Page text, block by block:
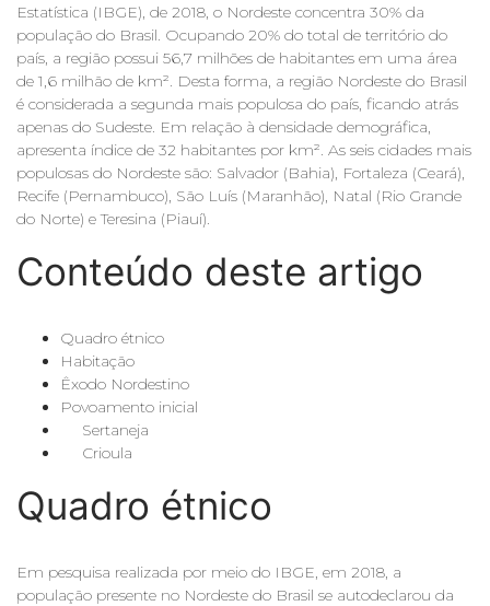
Estatística (IBGE), de 2018, o Nordeste concentra 30% da
população do Brasil. Ocupando 20% do total de território do
país, a região possui 56,7 milhões de habitantes em uma área
de 1,6 milhão de km². Desta forma, a região Nordeste do Brasil
é considerada a segunda mais populosa do país, ficando atrás
apenas do Sudeste. Em relação à densidade demográfica,
apresenta índice de 32 habitantes por km². As seis cidades mais
populosas do Nordeste são: Salvador (Bahia), Fortaleza (Ceará),
Recife (Pernambuco), São Luís (Maranhão), Natal (Rio Grande
do Norte) e Teresina (Piauí).
Conteúdo deste artigo
Quadro étnico
Habitação
Êxodo Nordestino
Povoamento inicial
Sertaneja
Crioula
Quadro étnico
Em pesquisa realizada por meio do IBGE, em 2018, a
população presente no Nordeste do Brasil se autodeclarou da